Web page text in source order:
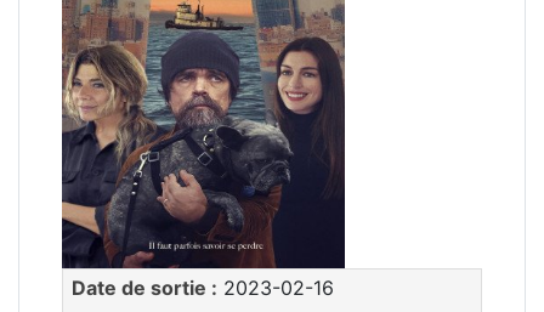
Date de sortie : 2023-02-16